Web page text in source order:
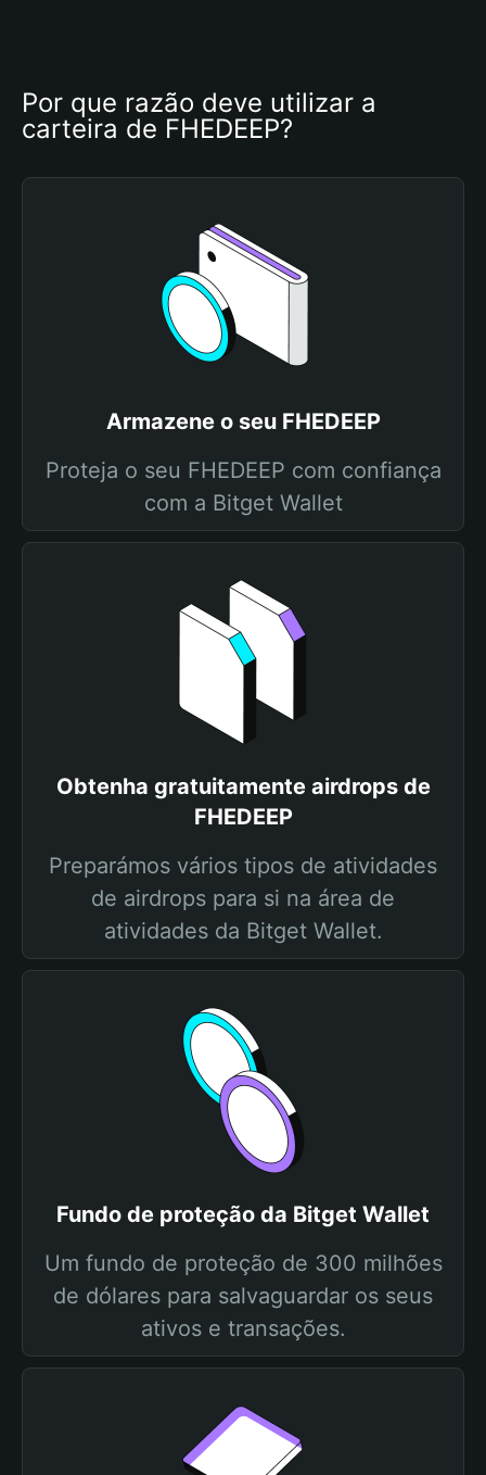
Por que razão deve utilizar a
carteira de FHEDEEP?
Armazene o seu FHEDEEP
Proteja o seu FHEDEEP com confiança
com a Bitget Wallet
Obtenha gratuitamente airdrops de
FHEDEEP
Preparámos vários tipos de atividades
de airdrops para si na área de
atividades da Bitget Wallet.
Fundo de proteção da Bitget Wallet
Um fundo de proteção de 300 milhões
de dólares para salvaguardar os seus
ativos e transações.